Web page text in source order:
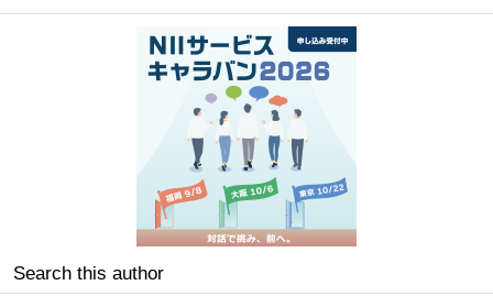
Search this author